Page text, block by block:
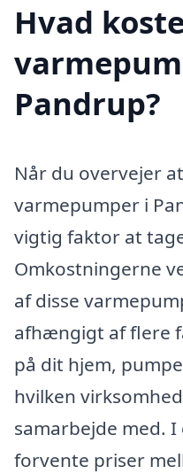
Hvad
Pandrup?
Når du overvejer
varmepumper i
vigtig faktor at
Omkostningerne
af disse
afhængigt af flere
på dit hjem,
hvilken
samarbejde med.
forvente priser